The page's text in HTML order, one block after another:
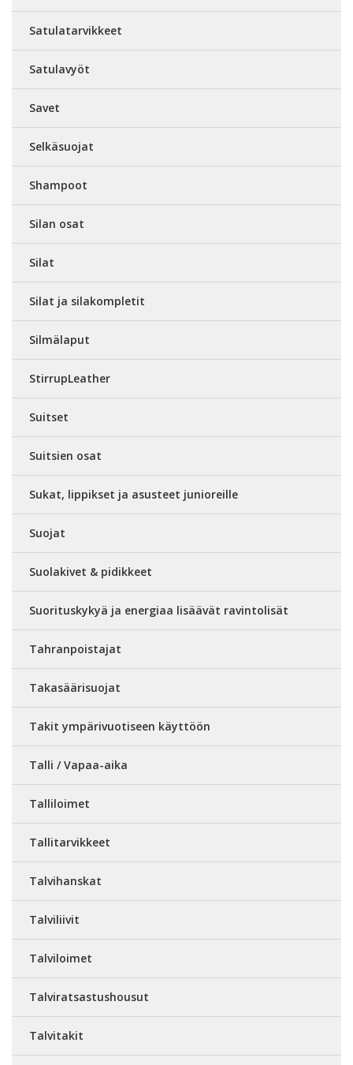
Satulatarvikkeet
Satulavyöt
Savet
Selkäsuojat
Shampoot
Silan osat
Silat
Silat ja silakompletit
Silmälaput
StirrupLeather
Suitset
Suitsien osat
Sukat, lippikset ja asusteet junioreille
Suojat
Suolakivet & pidikkeet
Suorituskykyä ja energiaa lisäävät ravintolisät
Tahranpoistajat
Takasäärisuojat
Takit ympärivuotiseen käyttöön
Talli / Vapaa-aika
Talliloimet
Tallitarvikkeet
Talvihanskat
Talviliivit
Talviloimet
Talviratsastushousut
Talvitakit